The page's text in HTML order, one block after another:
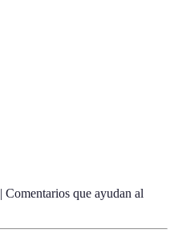
| Comentarios que ayudan al